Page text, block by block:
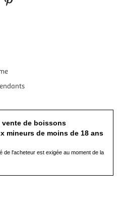
de boissons
mineurs de moins de 18 ans
de l'acheteur est exigée au moment de la